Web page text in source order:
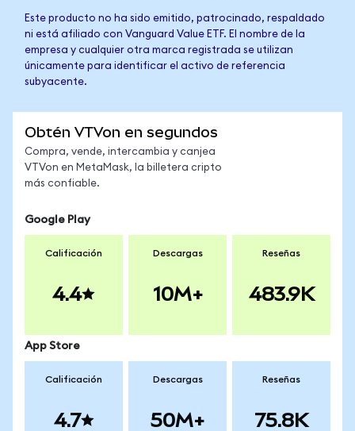
Este producto no ha sido emitido, patrocinado, respaldado
ni está afiliado con Vanguard Value ETF. El nombre de la
empresa y cualquier otra marca registrada se utilizan
únicamente para identificar el activo de referencia
subyacente.
Obtén VTVon en segundos
Compra, vende, intercambia y canjea
VTVon en MetaMask, la billetera cripto
más confiable.
Google Play
Calificación
4.4
Descargas
10M+
Reseñas
483.9K
App Store
Calificación
4.7
Descargas
50M+
Reseñas
75.8K